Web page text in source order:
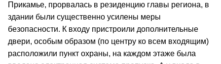
Прикамье, прорвалась в резиденцию главы региона, в
здании были существенно усилены меры
безопасности. К входу пристроили дополнительные
двери, особым образом (по центру ко всем входящим)
расположили пункт охраны, на каждом этаже была